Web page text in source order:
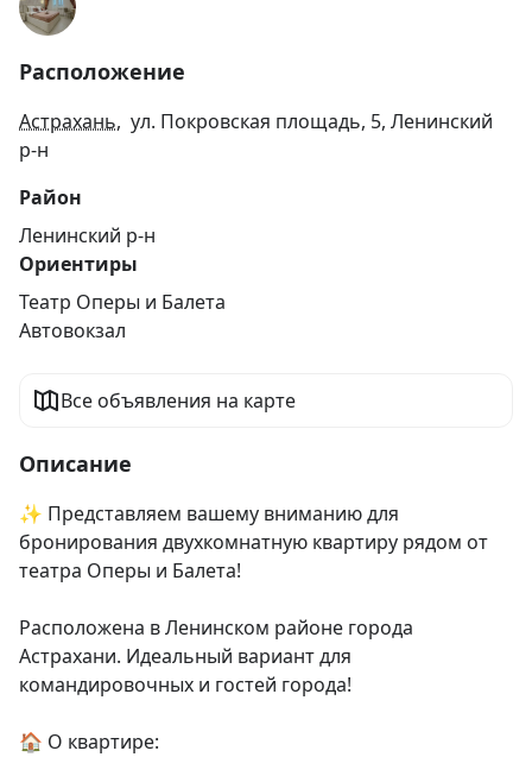
Расположение
Астрахань, ул. Покровская площадь, 5, Ленинский
р-н
Район
Ленинский р-н
Ориентиры
Театр Оперы и Балета
Автовокзал
Все объявления на карте
Описание
✨ Представляем вашему вниманию для
бронирования двухкомнатную квартиру рядом от
театра Оперы и Балета!
Расположена в Ленинском районе города
Астрахани. Идеальный вариант для
командировочных и гостей города!
🏠 О квартире: